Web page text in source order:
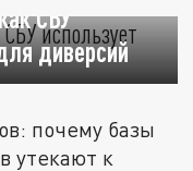
СБУ
диверсий
почему базы
утекают к